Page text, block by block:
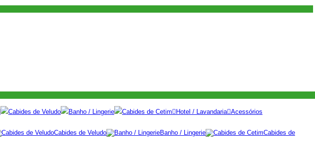
Cabides de Veludo Banho / Lingerie Cabides de Cetim Hotel / Lavandaria Acessórios
Cabides de Veludo Banho / Lingerie
Cabides de